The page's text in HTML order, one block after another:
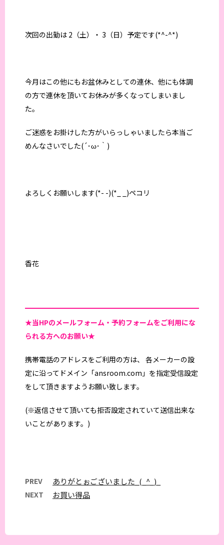
次回の出勤は 2（土）・ 3（日）予定です(*^-^*)
今月はこの他にもお盆休みとしての連休、他にも体調
の方で連休を頂いてお休みが多くなってしまいまし
た。
ご迷惑をお掛けした方がいらっしゃいましたら本当ご
めんなさいでした(´･ω･｀)
よろしくお願いします(*- -)(*_ _)ペコリ
香花
★当HPのメールフォーム・予約フォームをご利用にな
られる方へのお願い★
携帯電話のアドレスをご利用の方は、 各メーカーの設
定に沿ってドメイン「ansroom.com」を指定受信設定
をして頂きますようお願い致します。
(※返信させて頂いても拒否設定されていて送信出来な
いことがあります。)
PREV ありがとぉございました_(_^_)_
NEXT お買い得品